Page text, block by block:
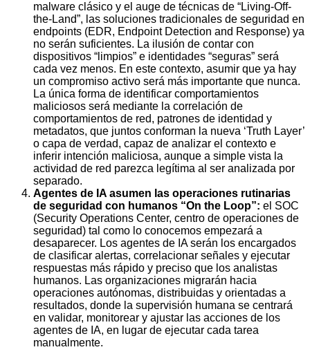
malware clásico y el auge de técnicas de “Living-Off-
the-Land”, las soluciones tradicionales de seguridad en
endpoints (EDR, Endpoint Detection and Response) ya
no serán suficientes. La ilusión de contar con
dispositivos “limpios” e identidades “seguras” será
cada vez menos. En este contexto, asumir que ya hay
un compromiso activo será más importante que nunca.
La única forma de identificar comportamientos
maliciosos será mediante la correlación de
comportamientos de red, patrones de identidad y
metadatos, que juntos conforman la nueva ‘Truth Layer’
o capa de verdad, capaz de analizar el contexto e
inferir intención maliciosa, aunque a simple vista la
actividad de red parezca legítima al ser analizada por
separado.
Agentes de IA asumen las operaciones rutinarias
de seguridad con humanos “On the Loop”: el SOC
(Security Operations Center, centro de operaciones de
seguridad) tal como lo conocemos empezará a
desaparecer. Los agentes de IA serán los encargados
de clasificar alertas, correlacionar señales y ejecutar
respuestas más rápido y preciso que los analistas
humanos. Las organizaciones migrarán hacia
operaciones autónomas, distribuidas y orientadas a
resultados, donde la supervisión humana se centrará
en validar, monitorear y ajustar las acciones de los
agentes de IA, en lugar de ejecutar cada tarea
manualmente.